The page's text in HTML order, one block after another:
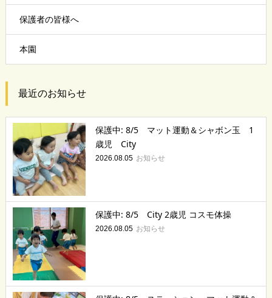
保護者の皆様へ
本園
最近のお知らせ
保護中: 8/5 マット運動＆シャボン玉 1
歳児 City
2026.08.05 お知らせ
保護中: 8/5 City 2歳児 コスモ体操
2026.08.05 お知らせ